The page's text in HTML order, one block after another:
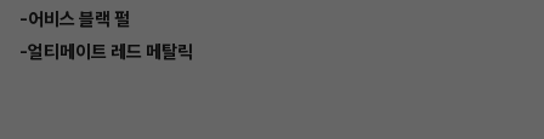
-어비스 블랙 펄
-얼티메이트 레드 메탈릭